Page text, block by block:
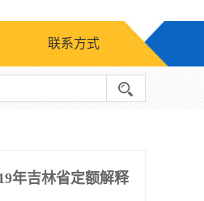
联系方式
年吉林省定额解释